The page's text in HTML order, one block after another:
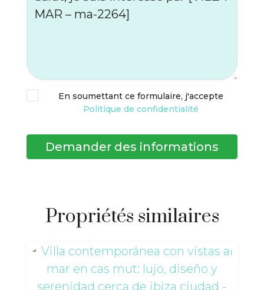
En soumettant ce formulaire, j'accepte
Politique de confidentialité
Demander des informations
Propriétés similaires